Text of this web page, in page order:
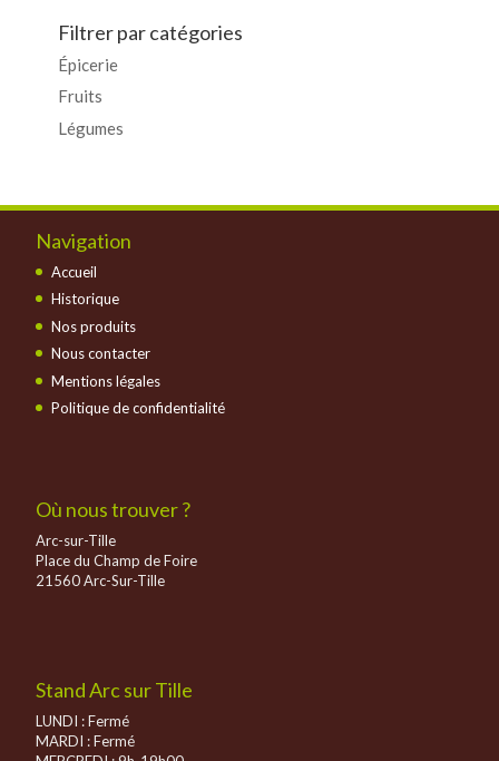
Filtrer par catégories
Épicerie
Fruits
Légumes
Navigation
Accueil
Historique
Nos produits
Nous contacter
Mentions légales
Politique de confidentialité
Où nous trouver ?
Arc-sur-Tille
Place du Champ de Foire
21560 Arc-Sur-Tille
Stand Arc sur Tille
LUNDI : Fermé
MARDI : Fermé